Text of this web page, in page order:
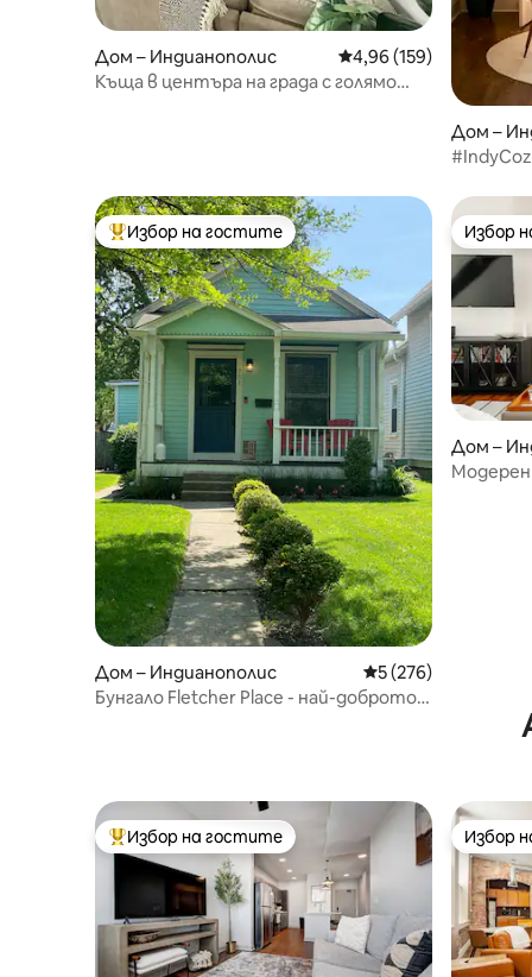
Дом – Индианополис Средна оценка: 4,96
4,96 (159)
Къща в центъра на града с голямо
Дом –
Най-популярен избор на гостите
Избор на гостите
Дом – Индианополис Средна оценка: 5
5 (276)
Бунгало Fletcher Place - най-доброто
Избор
Избор
Дом –
Модерен
Най-популярен избор на гостите
Избор на гостите Избор
Избор